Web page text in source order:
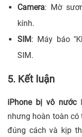
Camera: Mờ
kính.
SIM: Máy báo
SIM.
5. Kết luận
iPhone bị vô nước
nhưng hoàn toàn có
đúng cách và kịp